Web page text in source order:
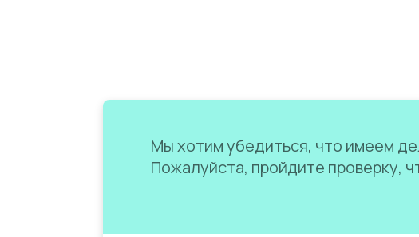
Мы хотим убедиться, что имеем
Пожалуйста, пройдите проверку,